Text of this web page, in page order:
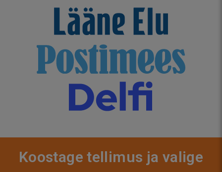
Koostage tellimus ja valige